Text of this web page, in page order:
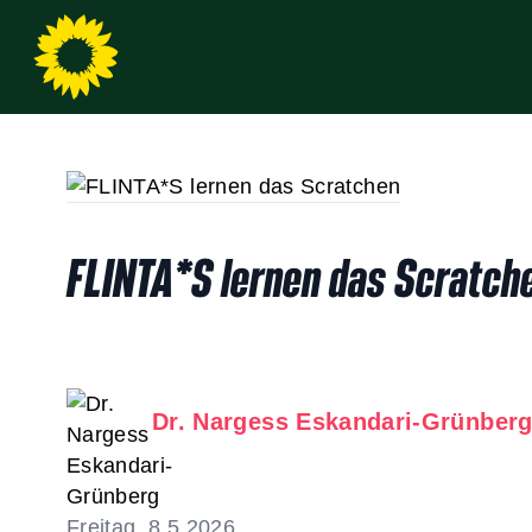
FLINTA*S lernen das
Dr. Nargess Eskandari-Grünberg
Freitag, 8.5.2026